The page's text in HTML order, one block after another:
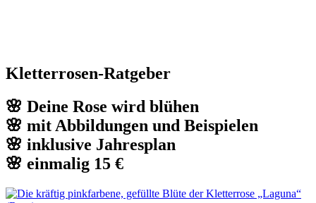
Kletterrosen-Ratgeber
🌸 Deine Rose wird blühen
🌸 mit Abbildungen und Beispielen
🌸 inklusive Jahresplan
🌸 einmalig 15 €